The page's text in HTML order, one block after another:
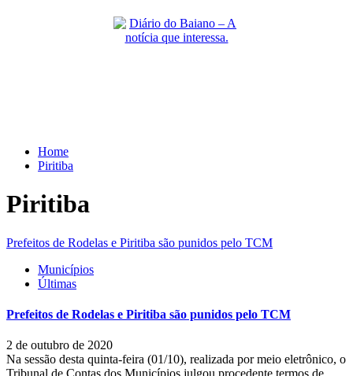
Home
Piritiba
Piritiba
Prefeitos de Rodelas e Piritiba são punidos pelo TCM
Municípios
Últimas
Prefeitos de Rodelas e Piritiba são punidos pelo TCM
2 de outubro de 2020
Na sessão desta quinta-feira (01/10), realizada por meio eletrônico, o